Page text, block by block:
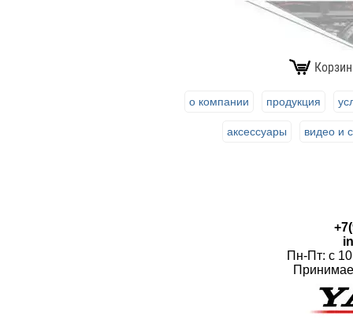
о компании продукция
аксессуары видео и
Пн-Пт: с